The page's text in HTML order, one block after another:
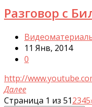
Разговор с
11 Янв, 2014
0
http://
Далее
Страница 1 из 512345